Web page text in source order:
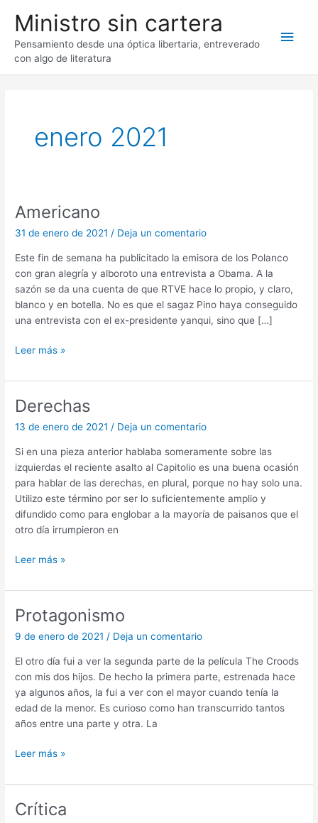
contenido
Ministro sin cartera
Pensamiento desde una óptica libertaria, entreverado
con algo de literatura
enero 2021
Americano
31 de enero de 2021 / Deja un comentario
Este fin de semana ha publicitado la emisora de los Polanco
con gran alegría y alboroto una entrevista a Obama. A la
sazón se da una cuenta de que RTVE hace lo propio, y claro,
blanco y en botella. No es que el sagaz Pino haya conseguido
una entrevista con el ex-presidente yanqui, sino que […]
Americano
Leer más »
Derechas
13 de enero de 2021 / Deja un comentario
Si en una pieza anterior hablaba someramente sobre las
izquierdas el reciente asalto al Capitolio es una buena ocasión
para hablar de las derechas, en plural, porque no hay solo una.
Utilizo este término por ser lo suficientemente amplio y
difundido como para englobar a la mayoría de paisanos que el
otro día irrumpieron en
Derechas
Leer más »
Protagonismo
9 de enero de 2021 / Deja un comentario
El otro día fui a ver la segunda parte de la película The Croods
con mis dos hijos. De hecho la primera parte, estrenada hace
ya algunos años, la fui a ver con el mayor cuando tenía la
edad de la menor. Es curioso como han transcurrido tantos
años entre una parte y otra. La
Protagonismo
Leer más »
Crítica